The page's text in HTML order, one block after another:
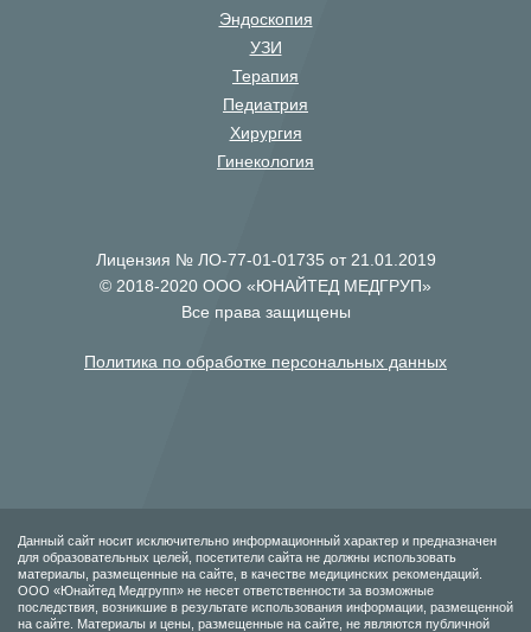
Эндоскопия
УЗИ
Терапия
Педиатрия
Хирургия
Гинекология
Лицензия № ЛО-77-01-01735 от 21.01.2019
© 2018-2020 ООО «ЮНАЙТЕД МЕДГРУП»
Все права защищены
Политика по обработке персональных данных
Данный сайт носит исключительно информационный характер и предназначен
для образовательных целей, посетители сайта не должны использовать
материалы, размещенные на сайте, в качестве медицинских рекомендаций.
ООО «Юнайтед Медгрупп» не несет ответственности за возможные
последствия, возникшие в результате использования информации, размещенной
на сайте. Материалы и цены, размещенные на сайте, не являются публичной